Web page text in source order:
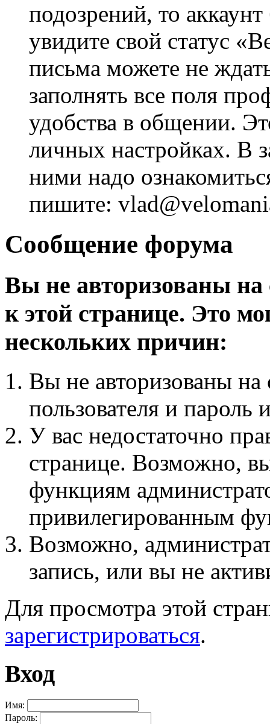
подозрений, то
увидите свой статус
письма можете не
заполнять все поля
удобства в общении.
личных настройках. В
ними надо
пишите:
Сообщение форума
Вы не авторизованы на
к этой странице. Это
нескольких причин:
Вы не авторизованы на
пользователя и пароль
У вас недостаточно
странице. Возможно,
функциям
привилегированным
Возможно,
запись, или вы не
Для просмотра этой
зарегистрироваться.
Вход
Имя:
Пароль: